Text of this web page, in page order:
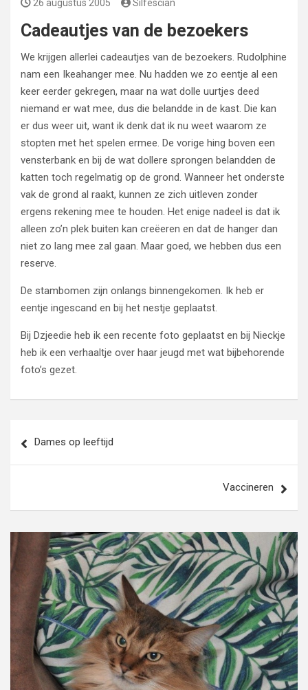
26 augustus 2005 Silfescian
Cadeautjes van de bezoekers
We krijgen allerlei cadeautjes van de bezoekers. Rudolphine
nam een Ikeahanger mee. Nu hadden we zo eentje al een
keer eerder gekregen, maar na wat dolle uurtjes deed
niemand er wat mee, dus die belandde in de kast. Die kan
er dus weer uit, want ik denk dat ik nu weet waarom ze
stopten met het spelen ermee. De vorige hing boven een
vensterbank en bij de wat dollere sprongen belandden de
katten toch regelmatig op de grond. Wanneer het onderste
vak de grond al raakt, kunnen ze zich uitleven zonder
ergens rekening mee te houden. Het enige nadeel is dat ik
alleen zo’n plek buiten kan creëeren en dat de hanger dan
niet zo lang mee zal gaan. Maar goed, we hebben dus een
reserve.
De stambomen zijn onlangs binnengekomen. Ik heb er
eentje ingescand en bij het nestje geplaatst.
Bij Dzjeedie heb ik een recente foto geplaatst en bij Nieckje
heb ik een verhaaltje over haar jeugd met wat bijbehorende
foto’s gezet.
navigatie
Dames op leeftijd
Vaccineren